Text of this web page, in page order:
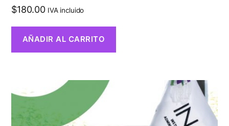
$180.00 IVA incluido
AÑADIR AL CARRITO